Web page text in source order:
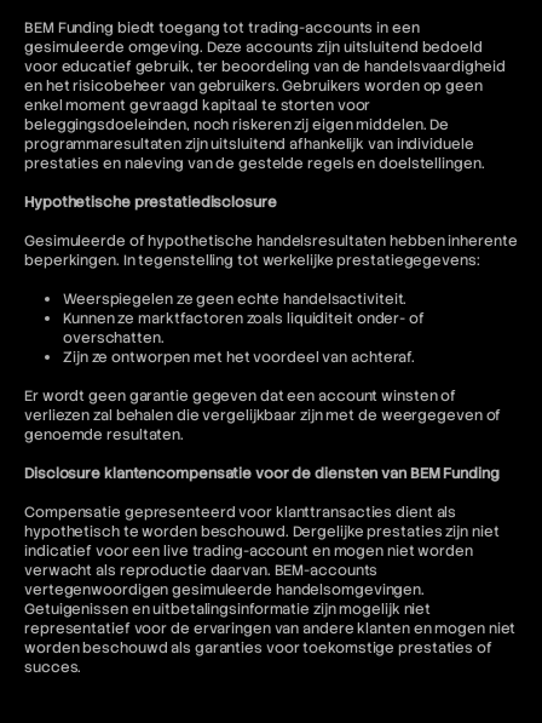
BEM Funding biedt toegang tot trading-accounts in een
gesimuleerde omgeving. Deze accounts zijn uitsluitend bedoeld
voor educatief gebruik, ter beoordeling van de handelsvaardigheid
en het risicobeheer van gebruikers. Gebruikers worden op geen
enkel moment gevraagd kapitaal te storten voor
beleggingsdoeleinden, noch riskeren zij eigen middelen. De
programmaresultaten zijn uitsluitend afhankelijk van individuele
prestaties en naleving van de gestelde regels en doelstellingen.
Hypothetische prestatiedisclosure
Gesimuleerde of hypothetische handelsresultaten hebben inherente
beperkingen. In tegenstelling tot werkelijke prestatiegegevens:
Weerspiegelen ze geen echte handelsactiviteit.
Kunnen ze marktfactoren zoals liquiditeit onder- of
overschatten.
Zijn ze ontworpen met het voordeel van achteraf.
Er wordt geen garantie gegeven dat een account winsten of
verliezen zal behalen die vergelijkbaar zijn met de weergegeven of
genoemde resultaten.
Disclosure klantencompensatie voor de diensten van BEM Funding
Compensatie gepresenteerd voor klanttransacties dient als
hypothetisch te worden beschouwd. Dergelijke prestaties zijn niet
indicatief voor een live trading-account en mogen niet worden
verwacht als reproductie daarvan. BEM-accounts
vertegenwoordigen gesimuleerde handelsomgevingen.
Getuigenissen en uitbetalingsinformatie zijn mogelijk niet
representatief voor de ervaringen van andere klanten en mogen niet
worden beschouwd als garanties voor toekomstige prestaties of
succes.